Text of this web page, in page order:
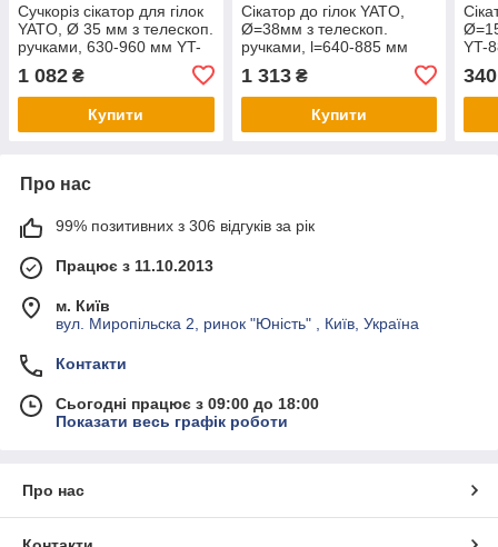
Сучкоріз сікатор для гілок
YATO, Ø 35 мм з телескоп.
ручками, 630-960 мм YT-
1 082 ₴
Купити
Сікатор до гілок YATO,
Ø=38мм з телескоп.
ручками, l=640-885 мм
1 313₴
Купити
YT-
340
Про нас
99% позитивних з 306 відгуків за рік
Працює з 11.10.2013
м. Київ
вул. Миропільска 2, ринок "Юність" , Київ, Україна
Контакти
Сьогодні працює з 09:00 до 18:00
Показати весь графік роботи
Про нас